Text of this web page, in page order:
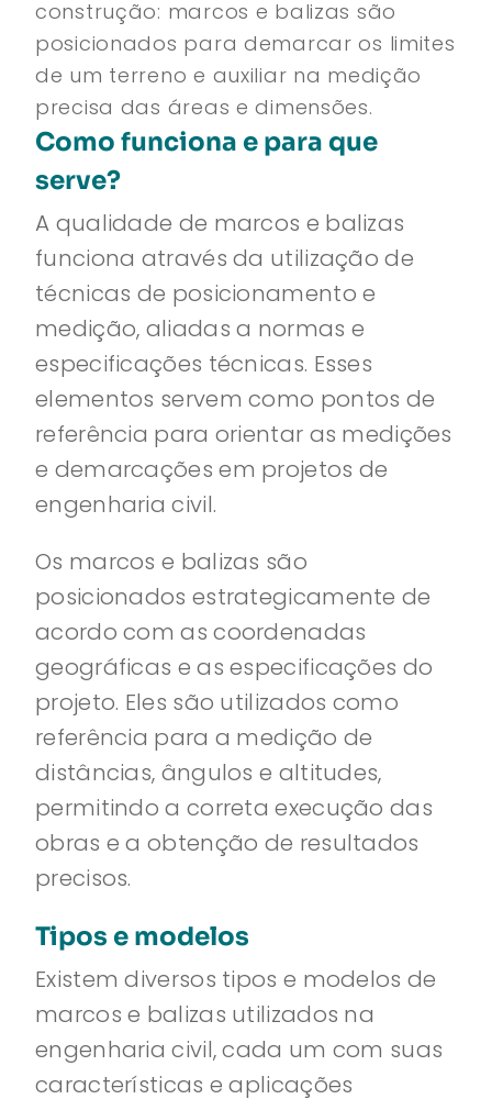
construção: marcos e balizas são
posicionados para demarcar os limites
de um terreno e auxiliar na medição
precisa das áreas e dimensões.
Como funciona e para que
serve?
A qualidade de marcos e balizas
funciona através da utilização de
técnicas de posicionamento e
medição, aliadas a normas e
especificações técnicas. Esses
elementos servem como pontos de
referência para orientar as medições
e demarcações em projetos de
engenharia civil.
Os marcos e balizas são
posicionados estrategicamente de
acordo com as coordenadas
geográficas e as especificações do
projeto. Eles são utilizados como
referência para a medição de
distâncias, ângulos e altitudes,
permitindo a correta execução das
obras e a obtenção de resultados
precisos.
Tipos e modelos
Existem diversos tipos e modelos de
marcos e balizas utilizados na
engenharia civil, cada um com suas
características e aplicações